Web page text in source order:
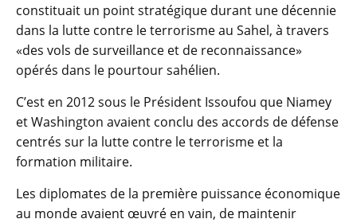
constituait un point stratégique durant une décennie
dans la lutte contre le terrorisme au Sahel, à travers
«des vols de surveillance et de reconnaissance»
opérés dans le pourtour sahélien.
C’est en 2012 sous le Président Issoufou que Niamey
et Washington avaient conclu des accords de défense
centrés sur la lutte contre le terrorisme et la
formation militaire.
Les diplomates de la première puissance économique
au monde avaient œuvré en vain, de maintenir